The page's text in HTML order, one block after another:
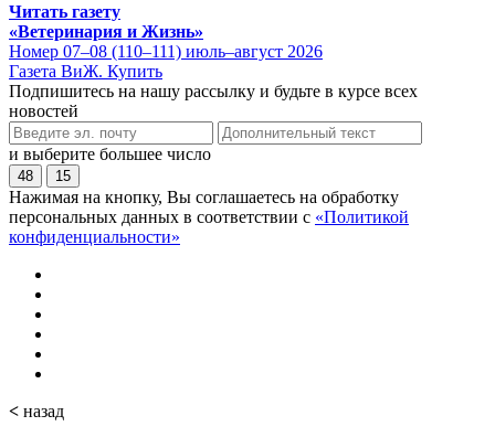
Читать газету
«Ветеринария и Жизнь»
Номер 07–08 (110–111) июль–август 2026
Газета ВиЖ. Купить
Подпишитесь на нашу рассылку и будьте в курсе всех
новостей
и выберите большее число
48 15
Нажимая на кнопку, Вы соглашаетесь на обработку
персональных данных в соответствии с «Политикой
конфиденциальности»
< назад